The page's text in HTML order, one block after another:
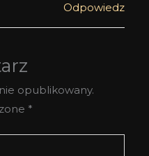
Odpowiedz
opublikowany.
*